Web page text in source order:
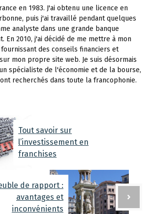
en 1983. J'ai obtenu une licence en
puis j'ai travaillé pendant quelques
analyste dans une grande banque
En 2010, j'ai décidé de me mettre à mon
des conseils financiers et
mon propre site web. Je suis désormais
spécialiste de l'économie et de la bourse,
recherchés dans toute la francophonie.
Tout savoir sur
l’investissement en
franchises
de rapport :
avantages et
inconvénients